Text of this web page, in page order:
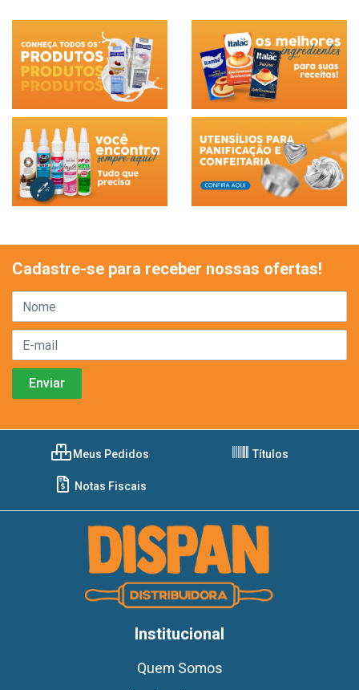
Cadastre-se para receber nossas ofertas!
Meus Pedidos Títulos
Notas Fiscais
Institucional
Quem Somos